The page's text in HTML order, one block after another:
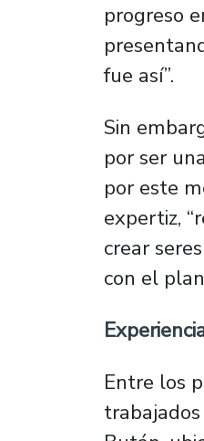
progreso
fue así”.
Sin
por ser
por este
expertiz,
crear
con el
Entre los